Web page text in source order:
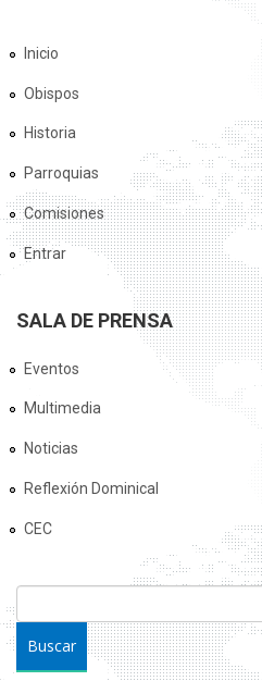
Inicio
Obispos
Historia
Parroquias
Comisiones
Entrar
SALA DE PRENSA
Eventos
Multimedia
Noticias
Reflexión Dominical
CEC
FORMULARIO DE BÚSQUEDA